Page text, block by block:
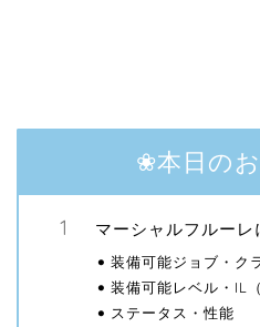
❀本日の
マーシャルフルーレ
装備可能ジョブ・ク
装備可能レベル・IL
ステータス・性能